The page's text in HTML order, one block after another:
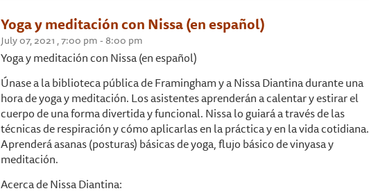
Yoga y meditación con Nissa (en español)
July 07, 2021 , 7:00 pm - 8:00 pm
Yoga y meditación con Nissa (en español)
Únase a la biblioteca pública de Framingham y a Nissa Diantina durante una
hora de yoga y meditación. Los asistentes aprenderán a calentar y estirar el
cuerpo de una forma divertida y funcional. Nissa lo guiará a través de las
técnicas de respiración y cómo aplicarlas en la práctica y en la vida cotidiana.
Aprenderá asanas (posturas) básicas de yoga, flujo básico de vinyasa y
meditación.
Acerca de Nissa Diantina: